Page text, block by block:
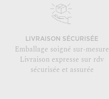
LIVRAISON SÉCURISÉE
Emballage soigné sur-mesure
Livraison expresse sur rdv
sécurisée et assurée